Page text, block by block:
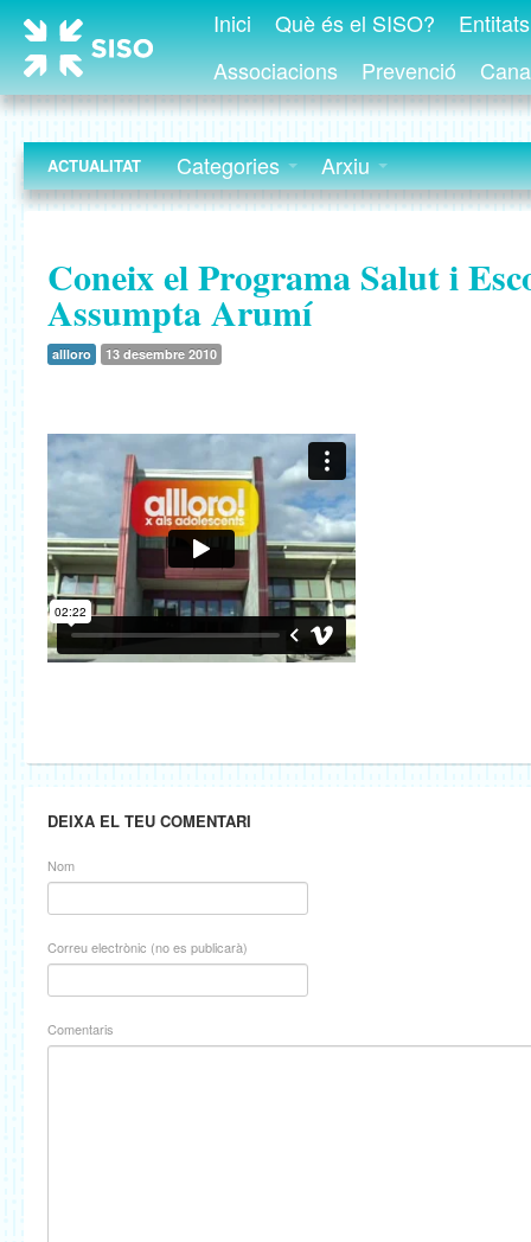
Inici Què és el SISO?
Associacions
Prevenció
ACTUALITAT Categories Arxiu
Coneix el Programa Salut i
Assumpta Arumí
allloro 13 desembre 2010
DEIXA EL TEU COMENTARI
Nom
Correu electrònic (no es publicarà)
Comentaris